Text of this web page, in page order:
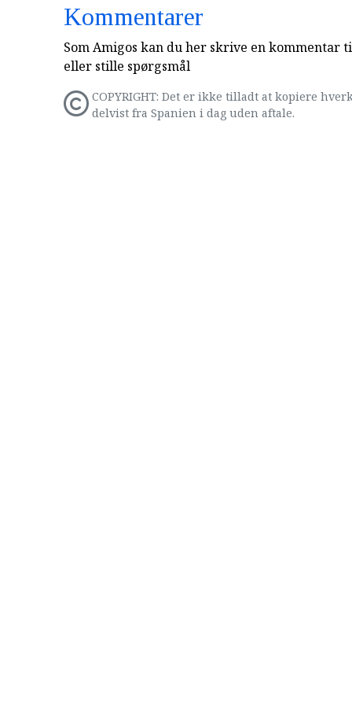
Kommentarer
Som Amigos kan du her skrive en kommentar
eller stille spørgsmål
COPYRIGHT: Det er ikke tilladt at kopiere
delvist fra Spanien i dag uden aftale.